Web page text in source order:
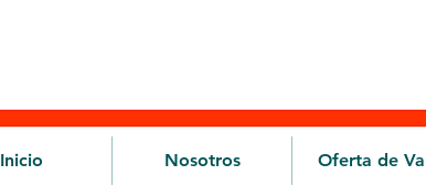
Inicio Nosotros Oferta de